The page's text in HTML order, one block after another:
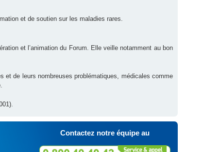
et de soutien sur les maladies rares.
et l’animation du Forum. Elle veille notamment au bon
et de leurs nombreuses problématiques, médicales comme
Contactez notre équipe au